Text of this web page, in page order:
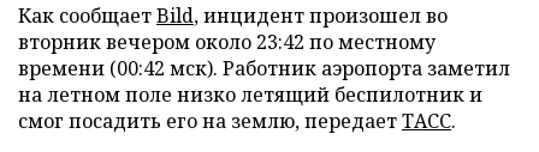
Как сообщаетBild, инцидент произошел во
вторник вечером около 23:42 по местному
времени (00:42 мск). Работник аэропорта заметил
на летном поле низко летящий беспилотник и
смог посадить его на землю, передаетТАСС.